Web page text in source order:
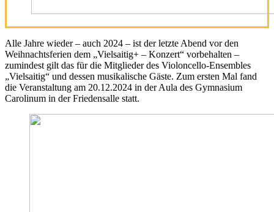
Alle Jahre wieder – auch 2024 – ist der letzte Abend vor den
Weihnachtsferien dem „Vielsaitig+ – Konzert“ vorbehalten –
zumindest gilt das für die Mitglieder des Violoncello-Ensembles
„Vielsaitig“ und dessen musikalische Gäste. Zum ersten Mal fand
die Veranstaltung am 20.12.2024 in der Aula des Gymnasium
Carolinum in der Friedensalle statt.